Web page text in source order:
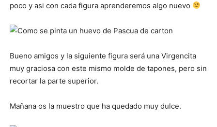
poco y asi con cada figura aprenderemos algo nuevo
Bueno amigos y la siguiente figura será una Virgencita
muy graciosa con este mismo molde de tapones, pero sin
recortar la parte superior.
Mañana os la muestro que ha quedado muy dulce.